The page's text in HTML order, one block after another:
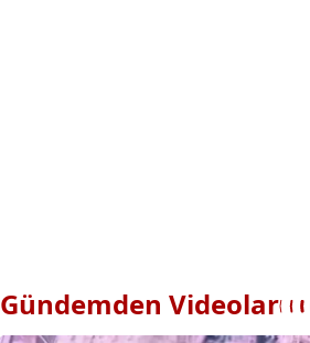
Gündemden Videolar